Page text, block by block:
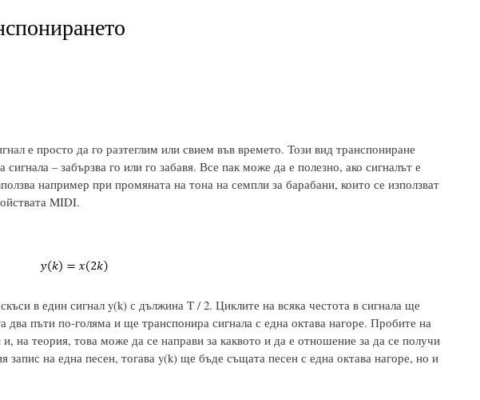
е просто да го разтеглим или свием във времето. Този вид транспониране
– забързва го или го забавя. Все пак може да е полезно, ако сигналът е
например при промяната на тона на семпли за барабани, които се използват
MIDI.
в един сигнал y(k) с дължина T / 2. Циклите на всяка честота в сигнала ще
два пъти по-голяма и ще транспонира сигнала с една октава нагоре. Пробите на
на теория, това може да се направи за каквото и да е отношение за да се получи
на една песен, тогава y(k) ще бъде същата песен с една октава нагоре, но и